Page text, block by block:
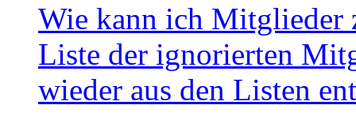
Wie kann ich Mitglieder
Liste der ignorierten
wieder aus den Listen